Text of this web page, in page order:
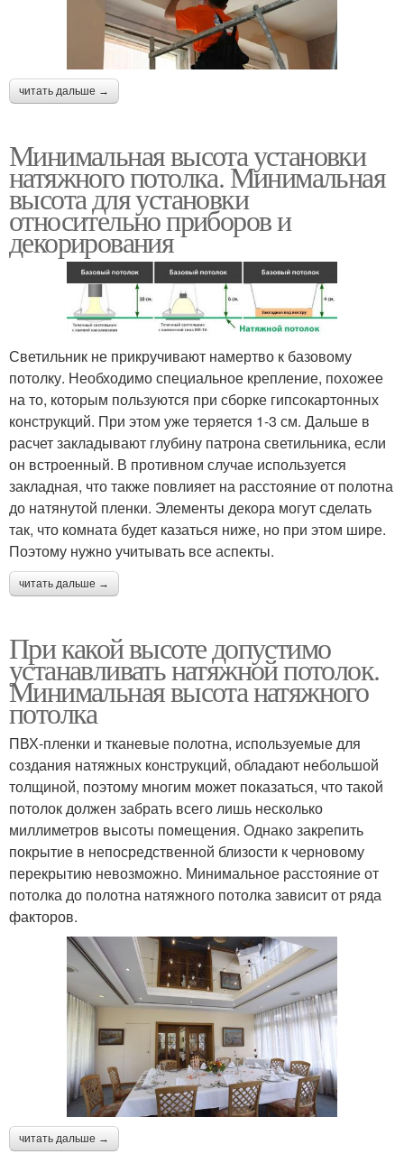
читать дальше →
Минимальная высота установки
натяжного потолка. Минимальная
высота для установки
относительно приборов и
декорирования
Светильник не прикручивают намертво к базовому
потолку. Необходимо специальное крепление, похожее
на то, которым пользуются при сборке гипсокартонных
конструкций. При этом уже теряется 1-3 см. Дальше в
расчет закладывают глубину патрона светильника, если
он встроенный. В противном случае используется
закладная, что также повлияет на расстояние от полотна
до натянутой пленки. Элементы декора могут сделать
так, что комната будет казаться ниже, но при этом шире.
Поэтому нужно учитывать все аспекты.
читать дальше →
При какой высоте допустимо
устанавливать натяжной потолок.
Минимальная высота натяжного
потолка
ПВХ-пленки и тканевые полотна, используемые для
создания натяжных конструкций, обладают небольшой
толщиной, поэтому многим может показаться, что такой
потолок должен забрать всего лишь несколько
миллиметров высоты помещения. Однако закрепить
покрытие в непосредственной близости к черновому
перекрытию невозможно. Минимальное расстояние от
потолка до полотна натяжного потолка зависит от ряда
факторов.
читать дальше →